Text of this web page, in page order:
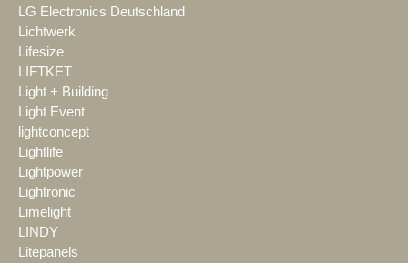
LG Electronics Deutschland
Lichtwerk
Lifesize
LIFTKET
Light + Building
Light Event
lightconcept
Lightlife
Lightpower
Lightronic
Limelight
LINDY
Litepanels